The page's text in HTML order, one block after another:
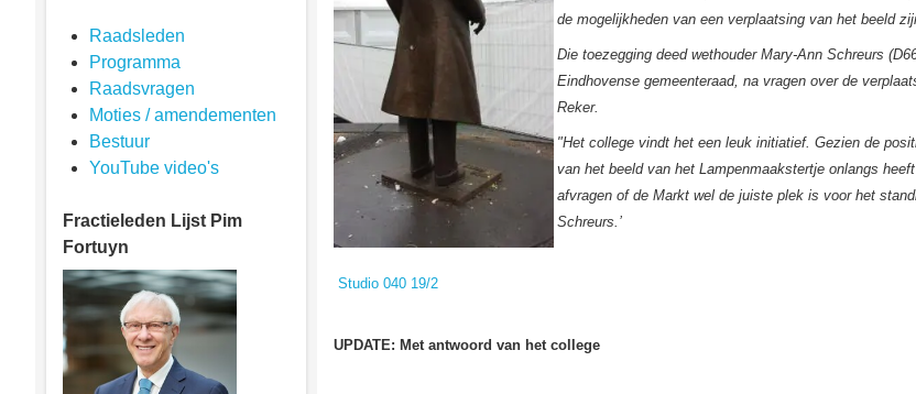
Raadsleden
Programma
Raadsvragen
Moties / amendementen
Bestuur
YouTube video's
Fractieleden Lijst Pim
Fortuyn
de mogelijkheden van een verplaatsing van het beeld
Die toezegging deed wethouder Mary-Ann Schreurs
Eindhovense gemeenteraad, na vragen over de
Reker.
"Het college vindt het een leuk initiatief. Gezien de
van het beeld van het Lampenmaakstertje onlangs
afvragen of de Markt wel de juiste plek is voor het
Schreurs.’
Studio 040 19/2
UPDATE: Met antwoord van het college